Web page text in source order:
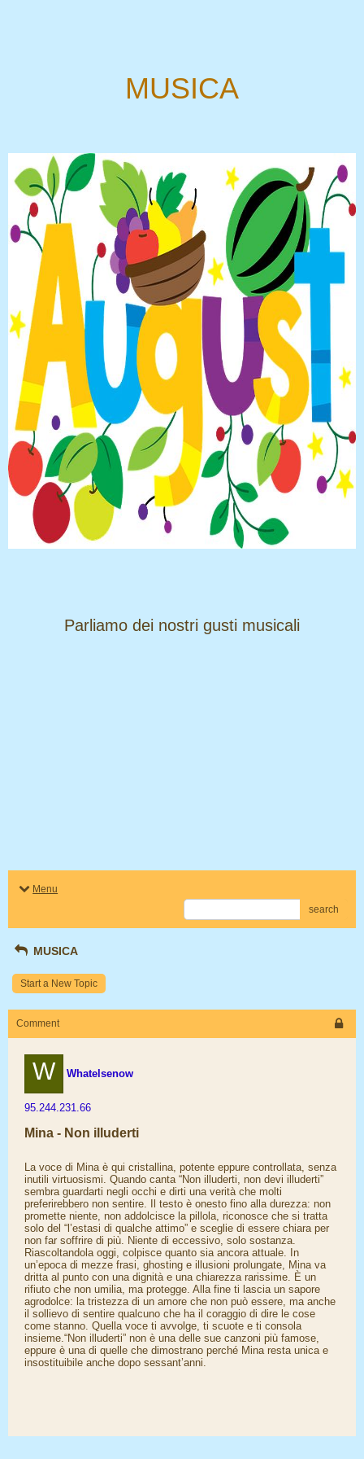
MUSICA
​​​​​​​Parliamo dei nostri gusti musicali
Menu
search
MUSICA
Start a New Topic
Comment
W Whatelsenow
95.244.231.66
Mina - Non illuderti
La voce di Mina è qui cristallina, potente eppure controllata, senza
inutili virtuosismi. Quando canta “Non illuderti, non devi illuderti”
sembra guardarti negli occhi e dirti una verità che molti
preferirebbero non sentire. Il testo è onesto fino alla durezza: non
promette niente, non addolcisce la pillola, riconosce che si tratta
solo del “l’estasi di qualche attimo” e sceglie di essere chiara per
non far soffrire di più. Niente di eccessivo, solo sostanza.
Riascoltandola oggi, colpisce quanto sia ancora attuale. In
un’epoca di mezze frasi, ghosting e illusioni prolungate, Mina va
dritta al punto con una dignità e una chiarezza rarissime. È un
rifiuto che non umilia, ma protegge. Alla fine ti lascia un sapore
agrodolce: la tristezza di un amore che non può essere, ma anche
il sollievo di sentire qualcuno che ha il coraggio di dire le cose
come stanno. Quella voce ti avvolge, ti scuote e ti consola
insieme.“Non illuderti” non è una delle sue canzoni più famose,
eppure è una di quelle che dimostrano perché Mina resta unica e
insostituibile anche dopo sessant’anni.